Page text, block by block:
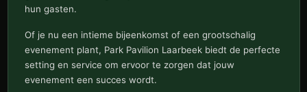
hun gasten.
Of je nu een intieme bijeenkomst of een grootschalig
evenement plant, Park Pavilion Laarbeek biedt de perfecte
setting en service om ervoor te zorgen dat jouw
evenement een succes wordt.